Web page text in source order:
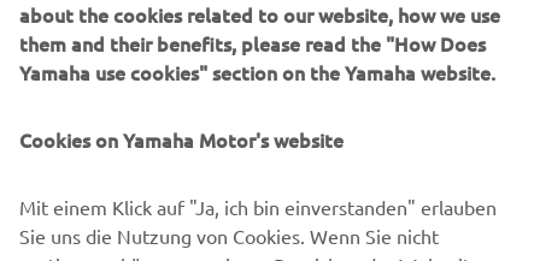
NEWSLETTER
Sonderveranstaltungen, Neuerscheinungen und vielem mehr.
ABONNIEREN
about the cookies related to our website, how we use
them and their benefits, please read the "How Does
Yamaha use cookies" section on the Yamaha website.
Cookies on Yamaha Motor's website
Mit einem Klick auf "Ja, ich bin einverstanden" erlauben
Sie uns die Nutzung von Cookies. Wenn Sie nicht